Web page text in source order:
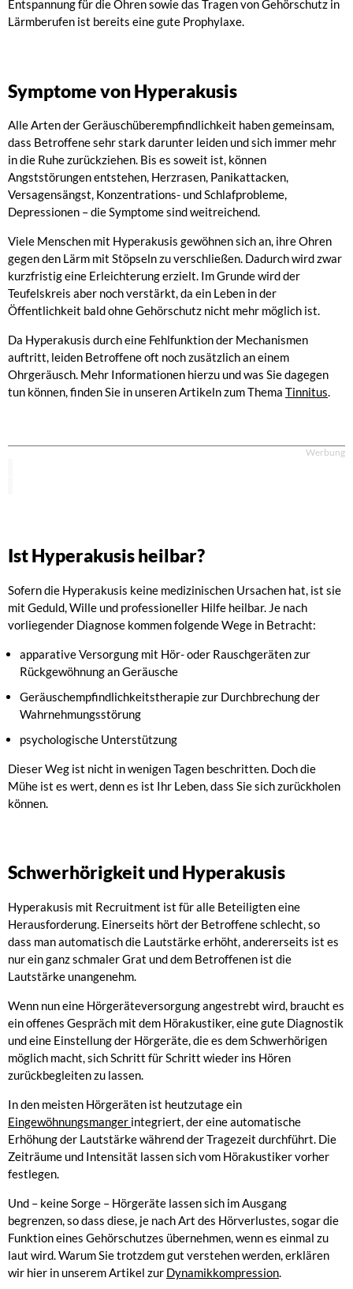
Entspannung für die Ohren sowie das Tragen von Gehörschutz in
Lärmberufen ist bereits eine gute Prophylaxe.
Symptome von Hyperakusis
Alle Arten der Geräuschüberempfindlichkeit haben gemeinsam,
dass Betroffene sehr stark darunter leiden und sich immer mehr
in die Ruhe zurückziehen. Bis es soweit ist, können
Angststörungen entstehen, Herzrasen, Panikattacken,
Versagensängst, Konzentrations- und Schlafprobleme,
Depressionen – die Symptome sind weitreichend.
Viele Menschen mit Hyperakusis gewöhnen sich an, ihre Ohren
gegen den Lärm mit Stöpseln zu verschließen. Dadurch wird zwar
kurzfristig eine Erleichterung erzielt. Im Grunde wird der
Teufelskreis aber noch verstärkt, da ein Leben in der
Öffentlichkeit bald ohne Gehörschutz nicht mehr möglich ist.
Da Hyperakusis durch eine Fehlfunktion der Mechanismen
auftritt, leiden Betroffene oft noch zusätzlich an einem
Ohrgeräusch. Mehr Informationen hierzu und was Sie dagegen
tun können, finden Sie in unseren Artikeln zum Thema Tinnitus.
Werbung
Ist Hyperakusis heilbar?
Sofern die Hyperakusis keine medizinischen Ursachen hat, ist sie
mit Geduld, Wille und professioneller Hilfe heilbar. Je nach
vorliegender Diagnose kommen folgende Wege in Betracht:
apparative Versorgung mit Hör- oder Rauschgeräten zur
Rückgewöhnung an Geräusche
Geräuschempfindlichkeitstherapie zur Durchbrechung der
Wahrnehmungsstörung
psychologische Unterstützung
Dieser Weg ist nicht in wenigen Tagen beschritten. Doch die
Mühe ist es wert, denn es ist Ihr Leben, dass Sie sich zurückholen
können.
Schwerhörigkeit und Hyperakusis
Hyperakusis mit Recruitment ist für alle Beteiligten eine
Herausforderung. Einerseits hört der Betroffene schlecht, so
dass man automatisch die Lautstärke erhöht, andererseits ist es
nur ein ganz schmaler Grat und dem Betroffenen ist die
Lautstärke unangenehm.
Wenn nun eine Hörgeräteversorgung angestrebt wird, braucht es
ein offenes Gespräch mit dem Hörakustiker, eine gute Diagnostik
und eine Einstellung der Hörgeräte, die es dem Schwerhörigen
möglich macht, sich Schritt für Schritt wieder ins Hören
zurückbegleiten zu lassen.
In den meisten Hörgeräten ist heutzutage ein
Eingewöhnungsmanger integriert, der eine automatische
Erhöhung der Lautstärke während der Tragezeit durchführt. Die
Zeiträume und Intensität lassen sich vom Hörakustiker vorher
festlegen.
Und – keine Sorge – Hörgeräte lassen sich im Ausgang
begrenzen, so dass diese, je nach Art des Hörverlustes, sogar die
Funktion eines Gehörschutzes übernehmen, wenn es einmal zu
laut wird. Warum Sie trotzdem gut verstehen werden, erklären
wir hier in unserem Artikel zur Dynamikkompression.